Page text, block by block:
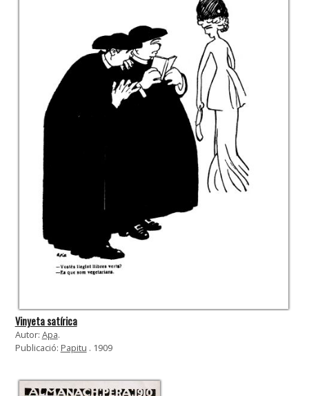
Vinyeta satírica
Autor: Apa.
Publicació: Papitu . 1909